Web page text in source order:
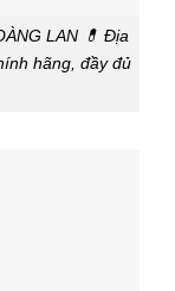
LAN 💊 Địa
hãng, đầy đủ